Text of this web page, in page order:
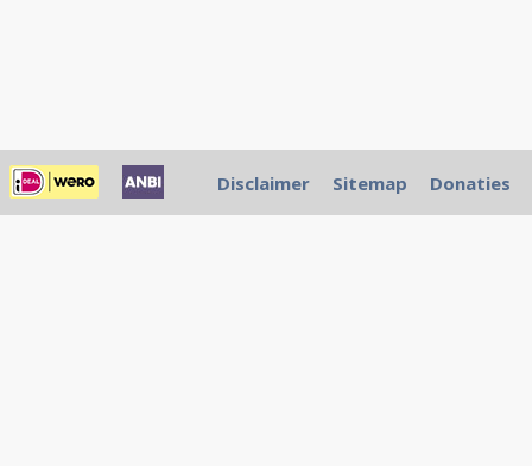
Disclaimer Sitemap Donaties